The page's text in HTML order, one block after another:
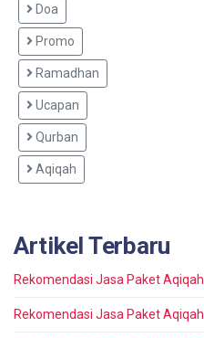
Doa
Promo
Ramadhan
Ucapan
Qurban
Aqiqah
Artikel Terbaru
Rekomendasi Jasa Paket
Rekomendasi Jasa Paket